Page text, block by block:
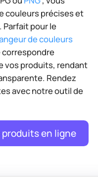
couleurs précises et
pour le
de couleurs
correspondre
vos produits, rendant
Rendez
avec notre outil de
en ligne